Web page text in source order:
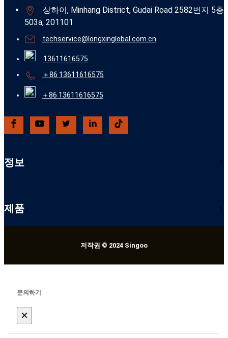
상하이, Minhang District, Gudai Road 2582번지 5층
503a, 201101
techservice@longxinglobal.com.cn
13611616575
＋86 13611616575
＋86 13611616575
정보
제품
저작권 © 2024 Singoo
문의하기
×